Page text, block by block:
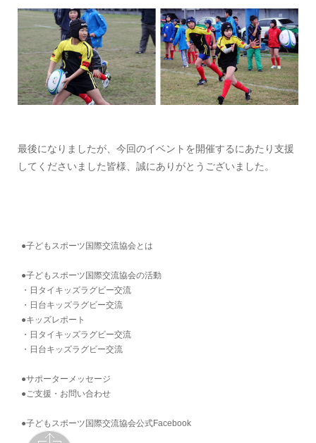
最後になりましたが、今回のイベントを開催するにあたり支援
してくださいました皆様、誠にありがとうございました。
●子どもスポーツ国際交流協会とは
●子どもスポーツ国際交流協会の活動
・日タイキッズラグビー交流
・日台キッズラグビー交流
●キッズレポート
・日タイキッズラグビー交流
・日台キッズラグビー交流
●サポーターメッセージ
●ご支援・お問い合わせ
●子どもスポーツ国際交流協会公式Facebook